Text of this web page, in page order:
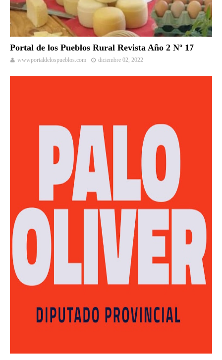
Portal de los Pueblos Rural Revista Año 2 Nº 17
wwwportaldelospueblos.com diciembre 02, 2022